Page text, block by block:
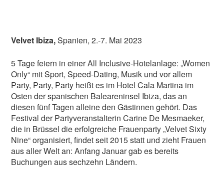
Velvet Ibiza,Spanien, 2.-7. Mai 2023
5 Tage feiern in einer All Inclusive-Hotelanlage: „Women
Only“ mit Sport, Speed-Dating, Musik und vor allem
Party, Party, Party heißt es im Hotel Cala Martina im
Osten der spanischen Baleareninsel Ibiza, das an
diesen fünf Tagen alleine den Gästinnen gehört. Das
Festival der Partyveranstalterin Carine De Mesmaeker,
die in Brüssel die erfolgreiche Frauenparty „Velvet Sixty
Nine“ organisiert, findet seit 2015 statt und zieht Frauen
aus aller Welt an: Anfang Januar gab es bereits
Buchungen aus sechzehn Ländern.